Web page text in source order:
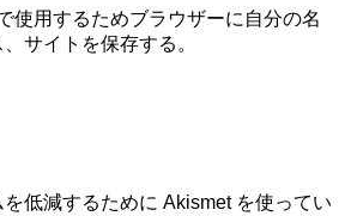
使用するためブラウザーに自分の名
サイトを保存する。
低減するために Akismet を使ってい